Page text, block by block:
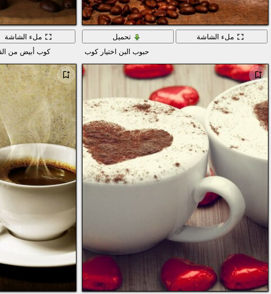
ملء الشاشة
كوب أبيض من
ملء الشاشة
تحميل
حبوب البن اختيار كوب